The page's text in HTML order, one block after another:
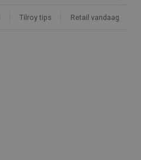
Tilroy tips Retail vandaag